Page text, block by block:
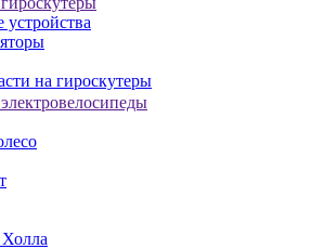
устройства
на гироскутеры